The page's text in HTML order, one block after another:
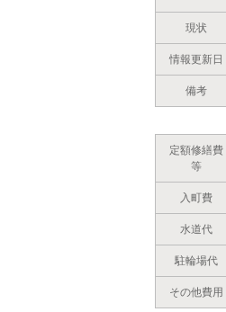
現状
情報更新日
備考
定額修繕費
等
入町費
水道代
駐輪場代
その他費用